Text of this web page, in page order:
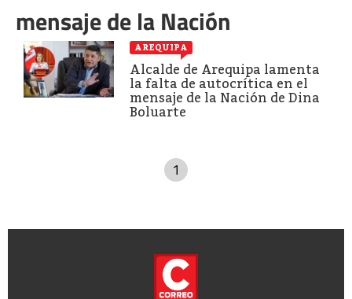
mensaje de la Nación
AREQUIPA
Alcalde de Arequipa lamenta
la falta de autocrítica en el
mensaje de la Nación de Dina
Boluarte
1